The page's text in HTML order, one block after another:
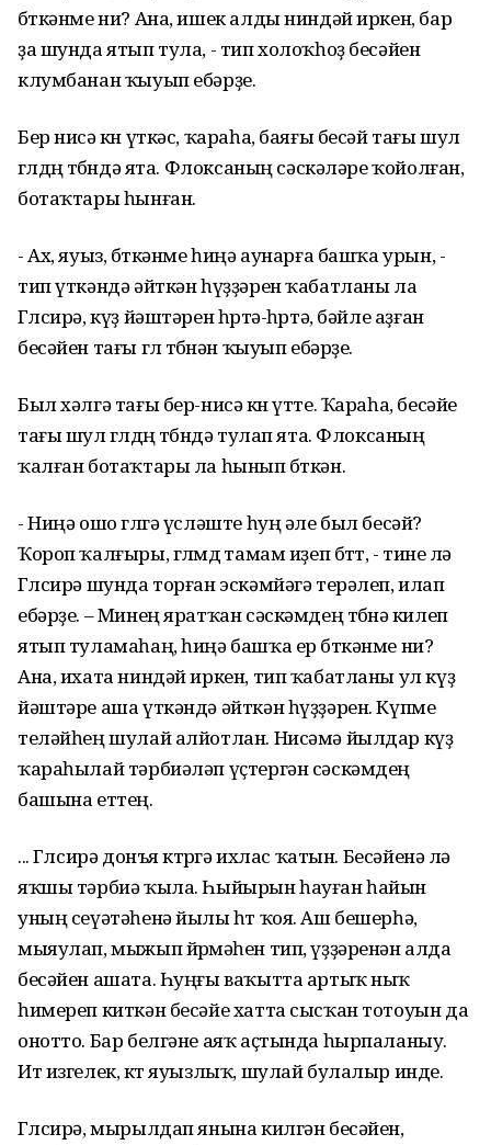
бөткәнме ни? Ана, ишек алды ниндәй иркен, бар
ҙа шунда ятып тула, - тип холоҡһоҙ бесәйен
клумбанан ҡыуып ебәрҙе.
Бер нисә көн үткәс, ҡараһа, баяғы бесәй тағы шул
гөлдөң төбөндә ята. Флоксаның сәскәләре ҡойолған,
ботаҡтары һынған.
- Ах, яуыз, бөткәнме һиңә аунарға башҡа урын, -
тип үткәндә әйткән һүҙҙәрен ҡабатланы ла
Гөлсирә, күҙ йәштәрен һөртә-һөртә, бәйле аҙған
бесәйен тағы гөл төбөнән ҡыуып ебәрҙе.
Был хәлгә тағы бер-нисә көн үтте. Ҡараһа, бесәйе
тағы шул гөлдөң төбөндә тулап ята. Флоксаның
ҡалған ботаҡтары ла һынып бөткән.
- Ниңә ошо гөлгә үсләште һуң әле был бесәй?
Ҡороп ҡалғыры, гөлөмдө тамам иҙеп бөттө, - тине лә
Гөлсирә шунда торған эскәмйәгә терәлеп, илап
ебәрҙе. – Минең яратҡан сәскәмдең төбөнә килеп
ятып туламаһаң, һиңә башҡа ер бөткәнме ни?
Ана, ихата ниндәй иркен, тип ҡабатланы ул күҙ
йәштәре аша үткәндә әйткән һүҙҙәрен. Күпме
теләйһең шулай алйотлан. Нисәмә йылдар күҙ
ҡараһылай тәрбиәләп үҫтергән сәскәмдең
башына еттең.
... Гөлсирә донъя көтөргә ихлас ҡатын. Бесәйенә лә
яҡшы тәрбиә ҡыла. Һыйырын һауған һайын
уның сеүәтәһенә йылы һөт ҡоя. Аш бешерһә,
мыяулап, мыжып йөрөмәһен тип, үҙҙәренән алда
бесәйен ашата. Һуңғы ваҡытта артыҡ ныҡ
һимереп киткән бесәйе хатта сысҡан тотоуын да
онотто. Бар белгәне аяҡ аҫтында һырпаланыу.
Ит изгелек, көт яуызлыҡ, шулай булалыр инде.
Гөлсирә, мырылдап янына килгән бесәйен,